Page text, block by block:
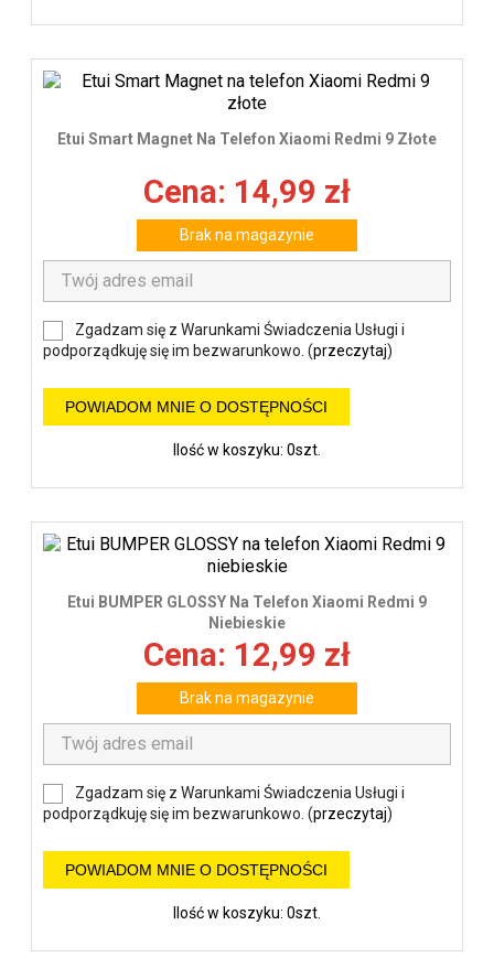
Etui Smart Magnet Na Telefon Xiaomi Redmi 9 Złote
Cena: 14,99 zł
Brak na magazynie
Zgadzam się z Warunkami Świadczenia Usługi i
podporządkuję się im bezwarunkowo. (przeczytaj)
POWIADOM MNIE O DOSTĘPNOŚCI
Ilość w koszyku: 0szt.
Etui BUMPER GLOSSY Na Telefon Xiaomi Redmi 9
Niebieskie
Cena: 12,99 zł
Brak na magazynie
Zgadzam się z Warunkami Świadczenia Usługi i
podporządkuję się im bezwarunkowo. (przeczytaj)
POWIADOM MNIE O DOSTĘPNOŚCI
Ilość w koszyku: 0szt.